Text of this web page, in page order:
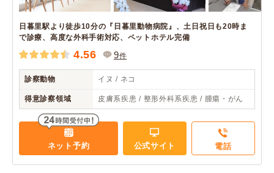
日暮里駅より徒歩10分の『日暮里動物病院』、土日祝日も20時ま
で診療、高度な外科手術対応、ペットホテル完備
4.56 9件
診察動物 イヌ / ネコ
得意診察領域 皮膚系疾患 / 整形外科系疾患 / 腫瘍・がん
ネット予約 公式サイト 電話